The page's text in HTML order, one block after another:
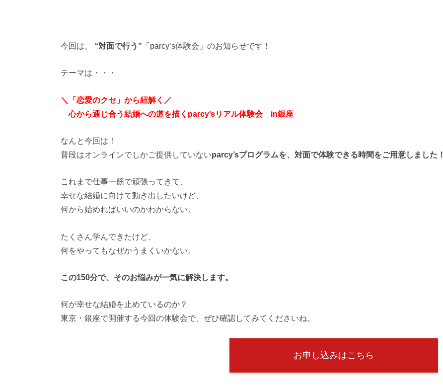
今回は、 “対面で行う” 「parcy’s体験会」のお知らせです！
テーマは・・・
＼「恋愛のクセ」から紐解く／
心から通じ合う結婚への道を描くparcy’sリアル体験会 in銀座
なんと今回は！
普段はオンラインでしかご提供していないparcy’sプログラムを、対面で体験できる時間をご用意しました！
これまで仕事一筋で頑張ってきて、
幸せな結婚に向けて動き出したいけど、
何から始めればいいのかわからない。
たくさん学んできたけど、
何をやってもなぜかうまくいかない。
この150分で、そのお悩みが一気に解決します。
何が幸せな結婚を止めているのか？
東京・銀座で開催する今回の体験会で、ぜひ確認してみてくださいね。
お申し込みはこちら